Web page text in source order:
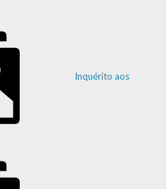
Inquérito aos